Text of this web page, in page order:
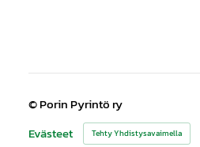
©Porin Pyrintö ry
Evästeet
Tehty Yhdistysavaimella